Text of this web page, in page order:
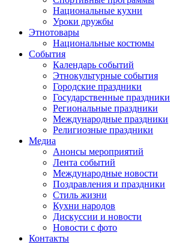
Национальные кухни
Уроки дружбы
Этнотовары
Национальные костюмы
События
Календарь событий
Этнокультурные события
Городские праздники
Государственные праздники
Региональные праздники
Международные праздники
Религиозные праздники
Медиа
Анонсы мероприятий
Лента событий
Международные новости
Поздравления и праздники
Cтиль жизни
Кухни народов
Дискуссии и новости
Новости с фото
Контакты